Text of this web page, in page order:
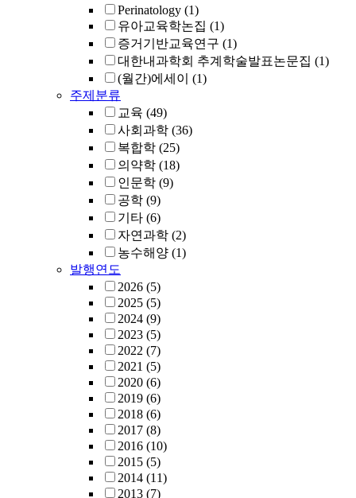
Perinatology (1)
유아교육학논집 (1)
증거기반교육연구 (1)
대한내과학회 추계학술발표논문집 (1)
(월간)에세이
(1)
주제분류
교육 (49)
사회과학 (36)
복합학 (25)
의약학 (18)
인문학 (9)
공학 (9)
기타 (6)
자연과학 (2)
농수해양 (1)
발행연도
2026 (5)
2025 (5)
2024 (9)
2023 (5)
2022 (7)
2021 (5)
2020 (6)
2019 (6)
2018 (6)
2017 (8)
2016 (10)
2015 (5)
2014 (11)
2013 (7)